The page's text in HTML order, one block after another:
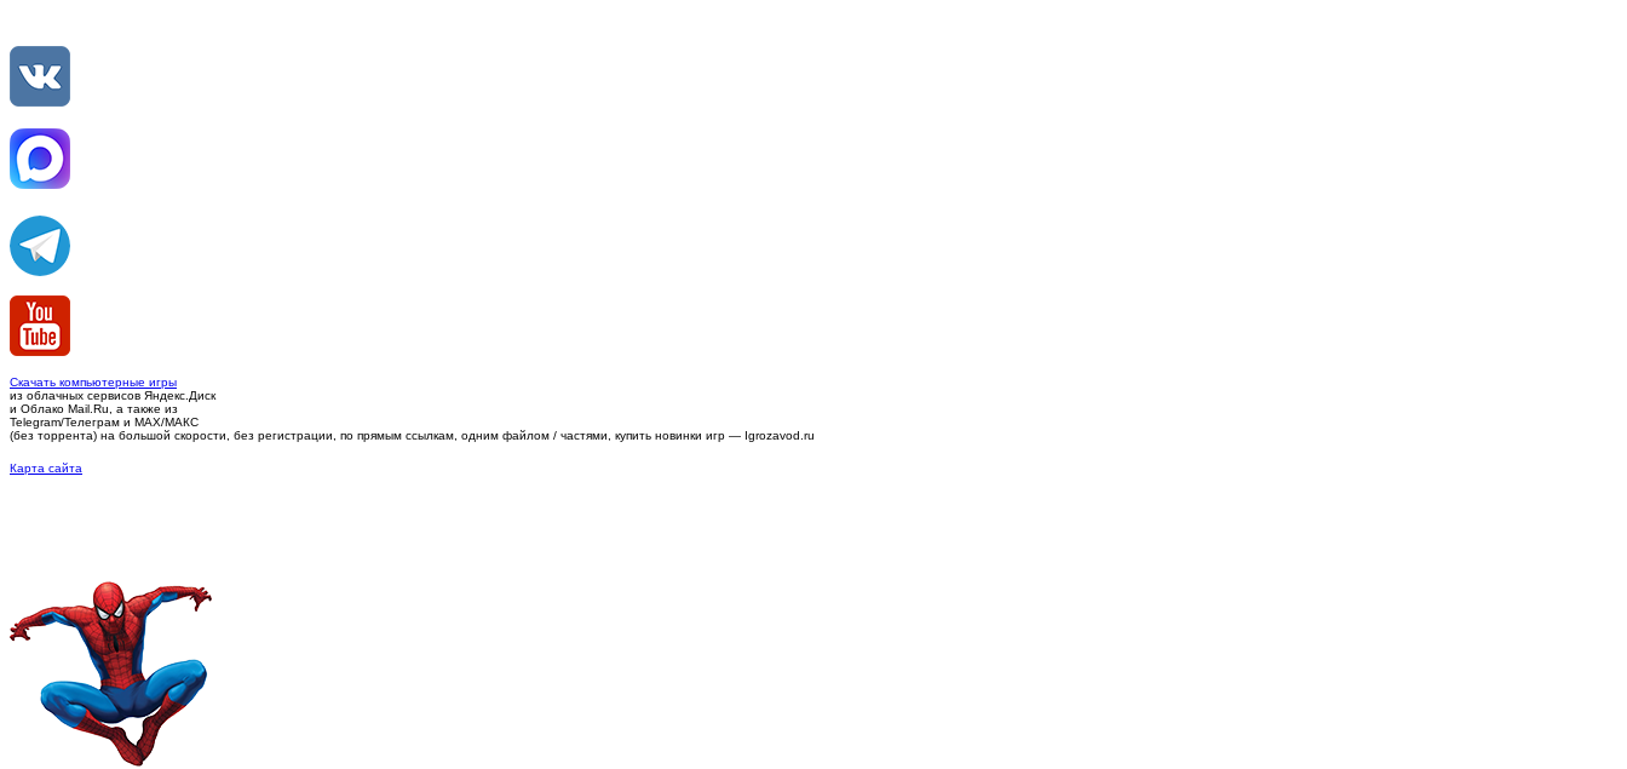
Скачать компьютерные игры
из облачных сервисов Яндекс.Диск
и Облако Mail.Ru, а также из
Telegram/Телеграм и MAX/МАКС
(без торрента) на большой скорости, без регистрации, по прямым ссылкам, одним файлом / частями, купить новинки игр — Igrozavod.ru
Карта сайта